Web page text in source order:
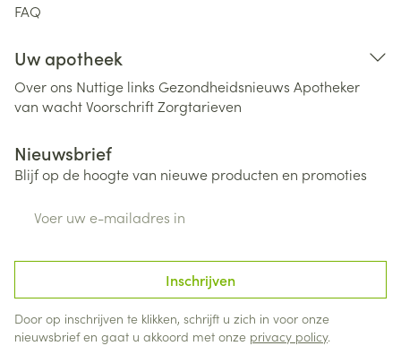
FAQ
Uw apotheek
Over ons Nuttige links Gezondheidsnieuws Apotheker
van wachtVoorschriftZorgtarieven
Nieuwsbrief
Blijf op de hoogte van nieuwe producten en promoties
Inschrijven
Door op inschrijven te klikken, schrijft u zich in voor onze
nieuwsbrief en gaat u akkoord met onze privacy policy.